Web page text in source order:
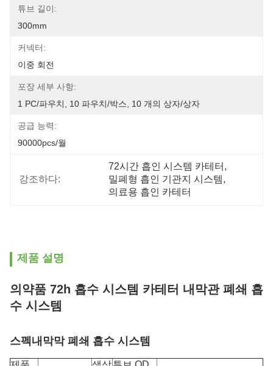
튜브 길이:
300mm
커넥터:
이중 회전
포장 세부 사항:
1 PC/파우치, 10 파우치/박스, 10 개의 상자/상자
공급 능력:
90000pcs/월
강조하다:
72시간 흡인 시스템 카테터 ,
밀폐형 흡인 기관지 시스템,
의료용 흡인 카테터
제품 설명
의약품 72h 흡수 시스템 카테터 내막관 폐쇄 흡
수 시스템
스펙 내막막 폐쇄 흡수 시스템